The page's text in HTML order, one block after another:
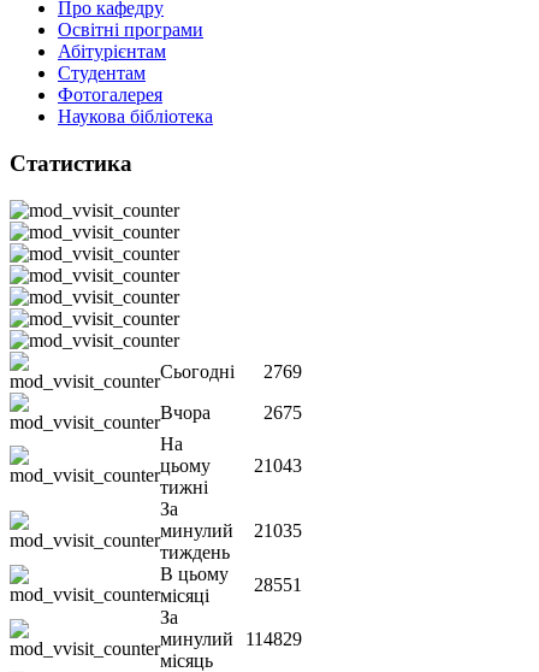
Про кафедру
Освітні програми
Абітурієнтам
Студентам
Фотогалерея
Наукова бібліотека
Статистика
Сьогодні
2769
Вчора
2675
На
цьому
тижні
21043
За
минулий
тиждень
21035
В цьому
місяці
28551
За
минулий
місяць
114829